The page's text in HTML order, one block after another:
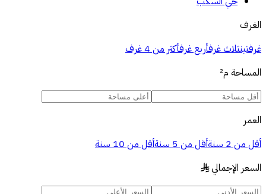
الغرف
غرفتينثلاث غرفأربع غرفأكثر من 4 غرف
المساحة م²
العمر
أقل من 2 سنة
أقل من 5 سنة
أقل من 10 سنة
السعر الإجمالي §